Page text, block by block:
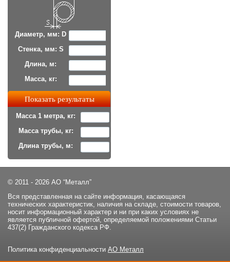
Диаметр, мм: D
Стенка, мм: S
Длина, м:
Масса, кг:
Масса 1 метра, кг:
Масса трубы, кг:
Длина трубы, м:
© 2011 - 2026 АО “Металл”
Вся представленная на сайте информация, касающаяся
технических характеристик, наличия на складе, стоимости товаров,
носит информационный характер и ни при каких условиях не
является публичной офертой, определяемой положениями Статьи
437(2) Гражданского кодекса РФ.
Политика конфиденциальности АО Металл